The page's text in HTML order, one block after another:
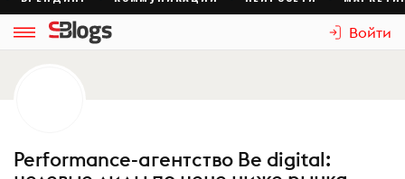
Войти
Performance-агентство Be digital: